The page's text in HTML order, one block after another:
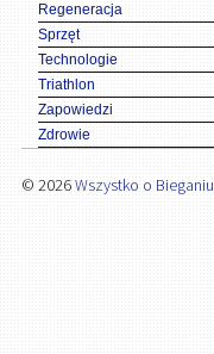
Regeneracja
Sprzęt
Technologie
Triathlon
Zapowiedzi
Zdrowie
© 2026Wszystko o Bieganiu